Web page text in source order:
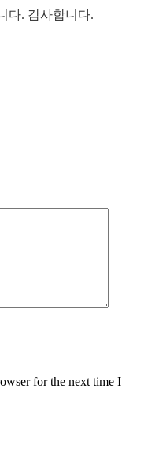
다. 감사합니다.
for the next time I